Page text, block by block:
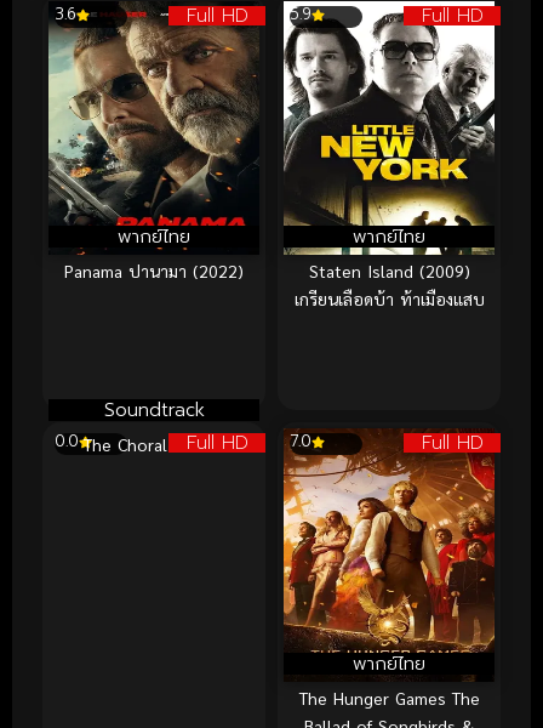
Full HD
พากย์ไทย
3.6
Panama ปานามา (2022)
Full HD
พากย์ไทย
5.9
Staten Island (2009)
เกรียนเลือดบ้า ท้าเมืองแสบ
Full HD
Soundtrack
0.0 The Choral (2025) Full HD
พากย์ไทย
7.0
The Hunger Games The